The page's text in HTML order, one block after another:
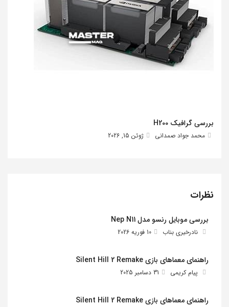
بررسی گرافیک H200
محمد جواد صمدانی ژوئن 15, 2026
نظرات
بررسی موبایل رنسو مدل Nep N11
نادرخیری بناب 10 فوریه 2026
راهنمای معماهای بازی Silent Hill 2 Remake
پیام کریمی 31 دسامبر 2025
راهنمای معماهای بازی Silent Hill 2 Remake